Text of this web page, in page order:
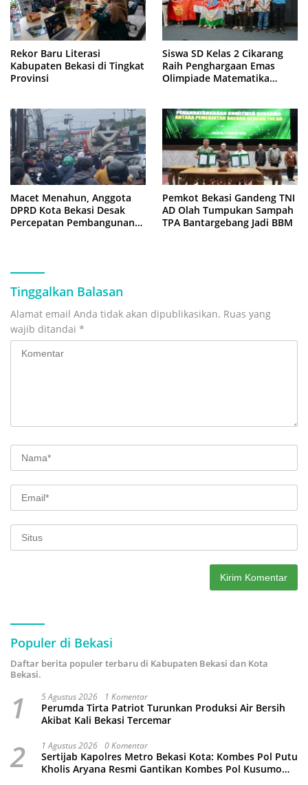
Rekor Baru Literasi
Kabupaten Bekasi di Tingkat
Provinsi
Siswa SD Kelas 2 Cikarang
Raih Penghargaan Emas
Olimpiade Matematika
Macet Menahun, Anggota
DPRD Kota Bekasi Desak
Percepatan Pembangunan
Pemkot Bekasi Gandeng TNI
AD Olah Tumpukan Sampah
TPA Bantargebang Jadi BBM
Tinggalkan Balasan
Alamat email Anda tidak akan dipublikasikan. Ruas yang
wajib ditandai *
Populer di Bekasi
Daftar berita populer terbaru di Kabupaten Bekasi dan Kota
Bekasi.
1 5 Agustus 2026 1 Komentar
Perumda Tirta Patriot Turunkan Produksi Air Bersih
Akibat Kali Bekasi Tercemar
2 1 Agustus 2026 0 Komentar
Sertijab Kapolres Metro Bekasi Kota: Kombes Pol Putu
Kholis Aryana Resmi Gantikan Kombes Pol Kusumo